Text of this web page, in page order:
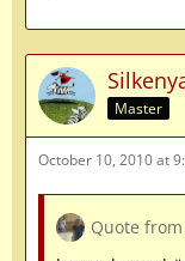
Master
October 10, 2010 at
Quote